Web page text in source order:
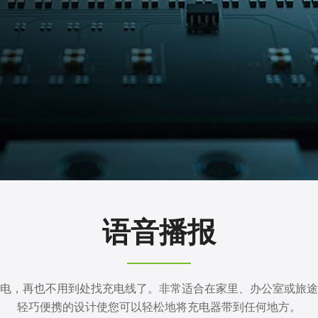
语音播报
，再也不用到处找充电线了。非常适合在家里、办公室或旅
轻巧便携的设计使您可以轻松地将充电器带到任何地方。